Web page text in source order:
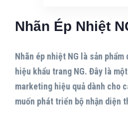
Nhãn Ép Nhiệt
Nhãn ép nhiệt NG là sản
hiệu khẩu trang NG. Đây là
marketing hiệu quả dành cho
muốn phát triển bộ nhận diện